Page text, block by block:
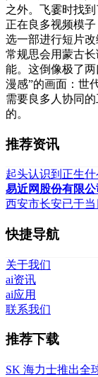
之外。飞霎时找
正在良多视频模
选一部进行短片改
常规思会用蒙古
能。这倒像极了
漫感”的画面：世
需要良多人协同的
的。
推荐资讯
起头认识到正生什
易近网股份有限
西安市长安已于当
快捷导航
关于我们
ai资讯
ai应用
联系我们
推荐下载
SK 海力士推出全